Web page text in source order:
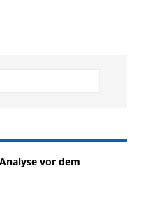
vor dem